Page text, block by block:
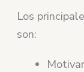
Los
son: